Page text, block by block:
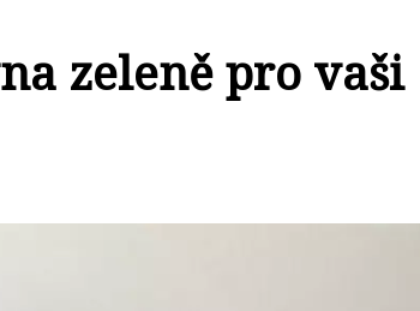
zeleně pro vaši